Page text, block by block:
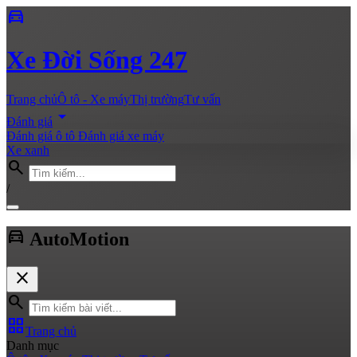
directions_car
Xe Đời Sống 247
Trang chủÔ tô - Xe máyThị trườngTư vấn
Đánh giá arrow_drop_down
Đánh giá ô tô Đánh giá xe máy
Xe xanh
search
/
directions_car AutoMotion
close
search
grid_viewTrang chủ
Danh mục